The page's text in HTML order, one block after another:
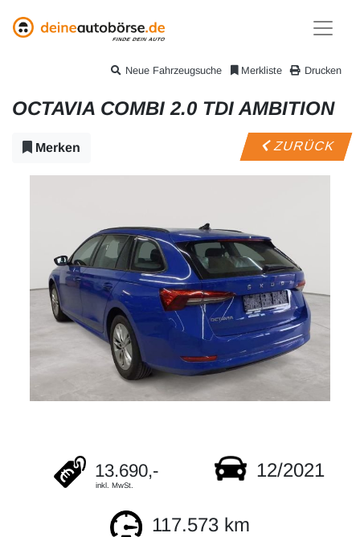
Drucken
Merkliste
Neue Fahrzeugsuche
OCTAVIA COMBI 2.0 TDI AMBITION
Merken ZURÜCK
13.690,-
inkl. MwSt.
12/2021
117.573 km